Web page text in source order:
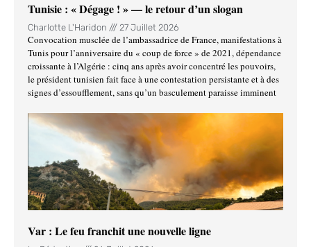
Tunisie : « Dégage ! » — le retour d’un slogan
Charlotte L'Haridon 27 Juillet 2026
Convocation musclée de l’ambassadrice de France, manifestations à
Tunis pour l’anniversaire du « coup de force » de 2021, dépendance
croissante à l’Algérie : cinq ans après avoir concentré les pouvoirs,
le président tunisien fait face à une contestation persistante et à des
signes d’essoufflement, sans qu’un basculement paraisse imminent
Var : Le feu franchit une nouvelle ligne